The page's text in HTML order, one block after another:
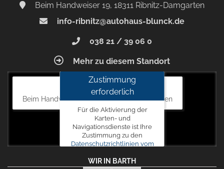
Beim Handweiser 19, 18311 Ribnitz-Damgarten
info-ribnitz@autohaus-blunck.de
038 21 / 39 06 0
Mehr zu diesem Standort
Autohaus Blunck
Beim Handweiser 19, 18311 Ribnitz-Damgarten
Zustimmung
erforderlich
Für die Aktivierung der
Karten- und
Navigationsdienste ist Ihre
Zustimmung zu den
Datenschutzrichtlinien vom
erforderlich.
WIR IN BARTH